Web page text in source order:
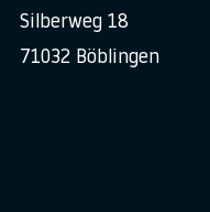
Silberweg 18
71032 Böblingen